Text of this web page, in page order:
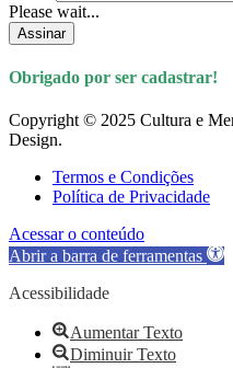
Please wait...
Assinar
Obrigado por ser cadastrar!
Copyright © 2025 Cultura e
Design.
Termos e Condições
Política de Privacidade
Acessar o conteúdo
Abrir a barra de ferramentas
Acessibilidade
Aumentar Texto
Diminuir Texto